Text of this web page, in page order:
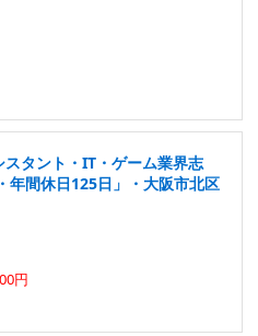
タント・IT・ゲーム業界志
年間休日125日」・大阪市北区
円